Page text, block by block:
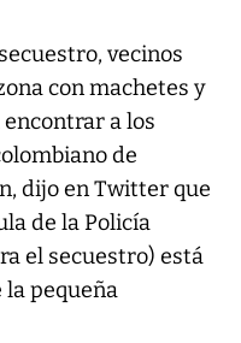
vecinos
con machetes y
a los
de
dijo en Twitter que
de la Policía
el secuestro) está
la pequeña